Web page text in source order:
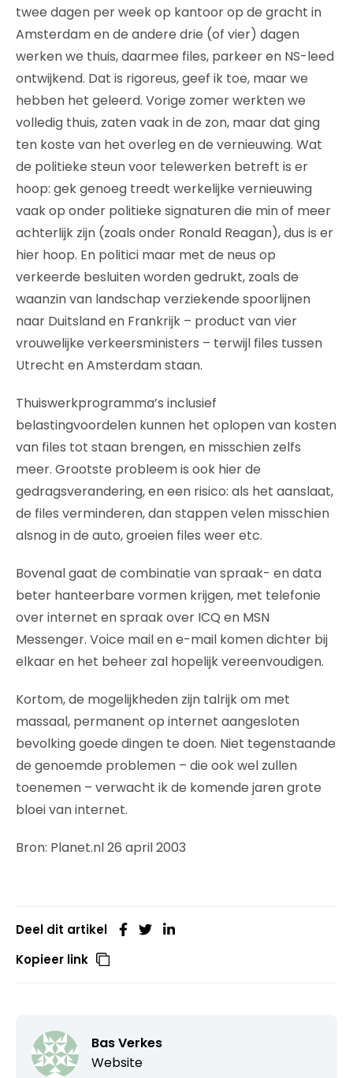
twee dagen per week op kantoor op de gracht in
Amsterdam en de andere drie (of vier) dagen
werken we thuis, daarmee files, parkeer en NS-leed
ontwijkend. Dat is rigoreus, geef ik toe, maar we
hebben het geleerd. Vorige zomer werkten we
volledig thuis, zaten vaak in de zon, maar dat ging
ten koste van het overleg en de vernieuwing. Wat
de politieke steun voor telewerken betreft is er
hoop: gek genoeg treedt werkelijke vernieuwing
vaak op onder politieke signaturen die min of meer
achterlijk zijn (zoals onder Ronald Reagan), dus is er
hier hoop. En politici maar met de neus op
verkeerde besluiten worden gedrukt, zoals de
waanzin van landschap verziekende spoorlijnen
naar Duitsland en Frankrijk – product van vier
vrouwelijke verkeersministers – terwijl files tussen
Utrecht en Amsterdam staan.
Thuiswerkprogramma’s inclusief
belastingvoordelen kunnen het oplopen van kosten
van files tot staan brengen, en misschien zelfs
meer. Grootste probleem is ook hier de
gedragsverandering, en een risico: als het aanslaat,
de files verminderen, dan stappen velen misschien
alsnog in de auto, groeien files weer etc.
Bovenal gaat de combinatie van spraak- en data
beter hanteerbare vormen krijgen, met telefonie
over internet en spraak over ICQ en MSN
Messenger. Voice mail en e-mail komen dichter bij
elkaar en het beheer zal hopelijk vereenvoudigen.
Kortom, de mogelijkheden zijn talrijk om met
massaal, permanent op internet aangesloten
bevolking goede dingen te doen. Niet tegenstaande
de genoemde problemen – die ook wel zullen
toenemen – verwacht ik de komende jaren grote
bloei van internet.
Bron: Planet.nl 26 april 2003
Deel dit artikel
Kopieer link
Bas Verkes
Website